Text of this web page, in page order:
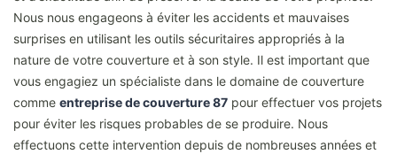
Nous nous engageons à éviter les accidents et mauvaises
surprises en utilisant les outils sécuritaires appropriés à la
nature de votre couverture et à son style. Il est important que
vous engagiez un spécialiste dans le domaine de couverture
comme entreprise de couverture 87 pour effectuer vos projets
pour éviter les risques probables de se produire. Nous
effectuons cette intervention depuis de nombreuses années et